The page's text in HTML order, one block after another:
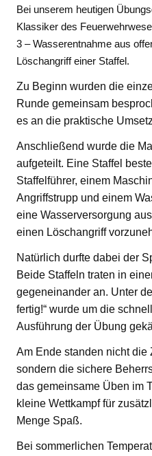
Bei unserem heutigen
Klassiker des
3 – Wasserentnahme aus
Löschangriff einer Staffel.
Zu Beginn wurden die
Runde gemeinsam
es an die praktische
Anschließend wurde die
aufgeteilt. Eine Staffel
Staffelführer, einem
Angriffstrupp und einem
eine Wasserversorgung
einen Löschangriff
Natürlich durfte dabei der
Beide Staffeln traten in
gegeneinander an. Unter
fertig!“ wurde um die
Ausführung der Übung
Am Ende standen nicht die
sondern die sichere
das gemeinsame Üben im
kleine Wettkampf für
Menge Spaß.
Bei sommerlichen